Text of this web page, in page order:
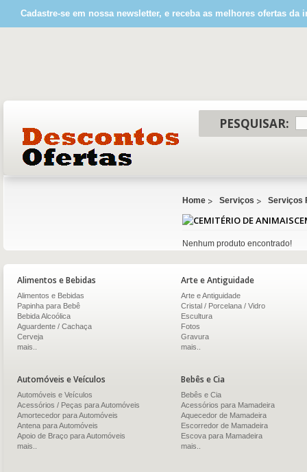
Cadastre-se em nossa newsletter, e receba as melhores ofertas da
PESQUISAR:
Home Serviços Serviços
Nenhum produto encontrado!
Alimentos e Bebidas
Alimentos e Bebidas
Papinha para Bebê
Bebida Alcoólica
Aguardente / Cachaça
Cerveja
mais..
Arte e Antiguidade
Arte e Antiguidade
Cristal / Porcelana / Vidro
Escultura
Fotos
Gravura
mais..
Automóveis e Veículos
Automóveis e Veículos
Acessórios / Peças para Automóveis
Amortecedor para Automóveis
Antena para Automóveis
Apoio de Braço para Automóveis
mais..
Bebês e Cia
Bebês e Cia
Acessórios para Mamadeira
Aquecedor de Mamadeira
Escorredor de Mamadeira
Escova para Mamadeira
mais..